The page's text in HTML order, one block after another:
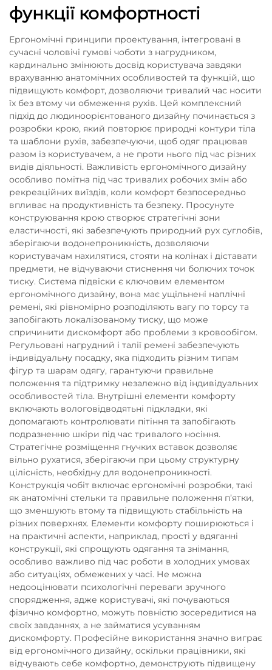
функції комфортності
Ергономічні принципи проектування, інтегровані в
сучасні чоловічі гумові чоботи з нагрудником,
кардинально змінюють досвід користувача завдяки
врахуванню анатомічних особливостей та функцій, що
підвищують комфорт, дозволяючи тривалий час носити
їх без втому чи обмеження рухів. Цей комплексний
підхід до людиноорієнтованого дизайну починається з
розробки крою, який повторює природні контури тіла
та шаблони рухів, забезпечуючи, щоб одяг працював
разом із користувачем, а не проти нього під час різних
видів діяльності. Важливість ергономічного дизайну
особливо помітна під час тривалих робочих змін або
рекреаційних виїздів, коли комфорт безпосередньо
впливає на продуктивність та безпеку. Просунуте
конструювання крою створює стратегічні зони
еластичності, які забезпечують природний рух суглобів,
зберігаючи водонепроникність, дозволяючи
користувачам нахилятися, стояти на колінах і діставати
предмети, не відчуваючи стиснення чи болючих точок
тиску. Система підвіски є ключовим елементом
ергономічного дизайну, вона має ущільнені наплічні
ремені, які рівномірно розподіляють вагу по торсу та
запобігають локалізованому тиску, що може
спричинити дискомфорт або проблеми з кровообігом.
Регульовані нагрудний і талії ремені забезпечують
індивідуальну посадку, яка підходить різним типам
фігур та шарам одягу, гарантуючи правильне
положення та підтримку незалежно від індивідуальних
особливостей тіла. Внутрішні елементи комфорту
включають вологовідводятьні підкладки, які
допомагають контролювати пітіння та запобігають
подразненню шкіри під час тривалого носіння.
Стратегічне розміщення гнучких вставок дозволяє
вільно рухатися, зберігаючи при цьому структурну
цілісність, необхідну для водонепроникності.
Конструкція чобіт включає ергономічні розробки, такі
як анатомічні стельки та правильне положення п’ятки,
що зменшують втому та підвищують стабільність на
різних поверхнях. Елементи комфорту поширюються і
на практичні аспекти, наприклад, прості у вдяганні
конструкції, які спрощують одягання та знімання,
особливо важливо під час роботи в холодних умовах
або ситуаціях, обмежених у часі. Не можна
недооцінювати психологічні переваги зручного
спорядження, адже користувачі, які почуваються
фізично комфортно, можуть повністю зосередитися на
своїх завданнях, а не займатися усуванням
дискомфорту. Професійне використання значно виграє
від ергономічного дизайну, оскільки працівники, які
відчувають себе комфортно, демонструють підвищену